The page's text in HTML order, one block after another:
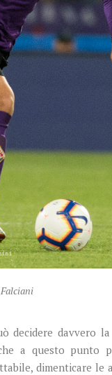
decidere davvero
a questo punto
dimenticare le